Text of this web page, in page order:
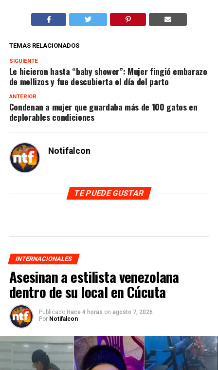
TEMAS RELACIONADOS
SIGUIENTE
Le hicieron hasta “baby shower”: Mujer fingió embarazo
de mellizos y fue descubierta el día del parto
ANTERIOR
Condenan a mujer que guardaba más de 100 gatos en
deplorables condiciones
Notifalcon
TE PUEDE GUSTAR
INTERNACIONALES
Asesinan a estilista venezolana
dentro de su local en Cúcuta
Publicado Hace 4 horas on agosto 7, 2026
Por Notifalcon